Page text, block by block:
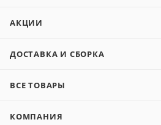
АКЦИИ
ДОСТАВКА И СБОРКА
ВСЕ ТОВАРЫ
КОМПАНИЯ